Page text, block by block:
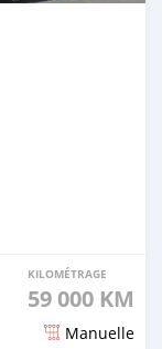
KILOMÉTRAGE
59 000 KM
Manuelle